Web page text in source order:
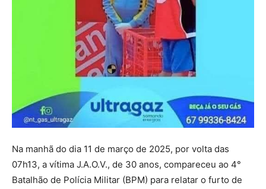
Na manhã do dia 11 de março de 2025, por volta das
07h13, a vítima J.A.O.V., de 30 anos, compareceu ao 4°
Batalhão de Polícia Militar (BPM) para relatar o furto de